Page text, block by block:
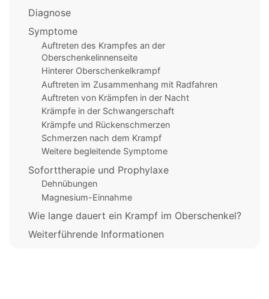
Diagnose
Symptome
Auftreten des Krampfes an der
Oberschenkelinnenseite
Hinterer Oberschenkelkrampf
Auftreten im Zusammenhang mit Radfahren
Auftreten von Krämpfen in der Nacht
Krämpfe in der Schwangerschaft
Krämpfe und Rückenschmerzen
Schmerzen nach dem Krampf
Weitere begleitende Symptome
Soforttherapie und Prophylaxe
Dehnübungen
Magnesium-Einnahme
Wie lange dauert ein Krampf im Oberschenkel?
Weiterführende Informationen